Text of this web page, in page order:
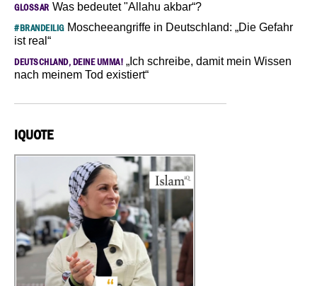
GLOSSAR Was bedeutet "Allahu akbar“?
#BRANDEILIGMoscheeangriffe in Deutschland: „Die Gefahr
ist real“
DEUTSCHLAND, DEINE UMMA! „Ich schreibe, damit mein Wissen
nach meinem Tod existiert“
IQUOTE